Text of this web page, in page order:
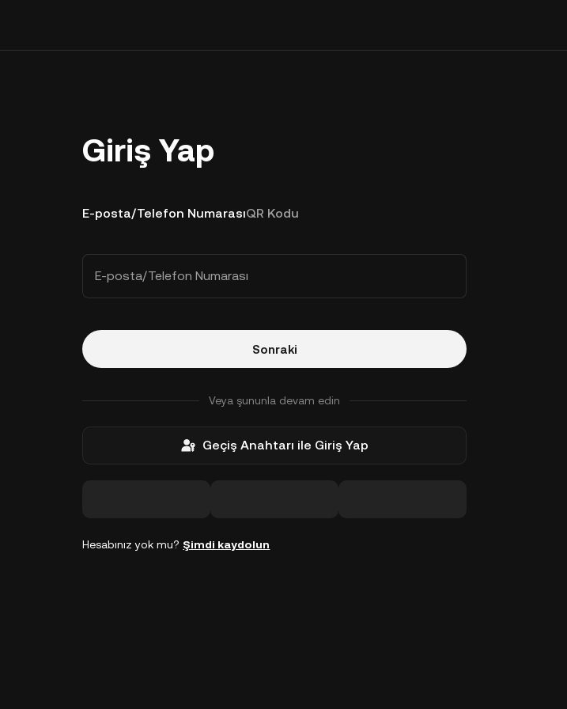
Giriş Yap
E-posta/Telefon NumarasıQR Kodu
E-posta/Telefon Numarası
Sonraki
Veya şununla devam edin
Geçiş Anahtarı ile Giriş Yap
Hesabınız yok mu? Şimdi kaydolun